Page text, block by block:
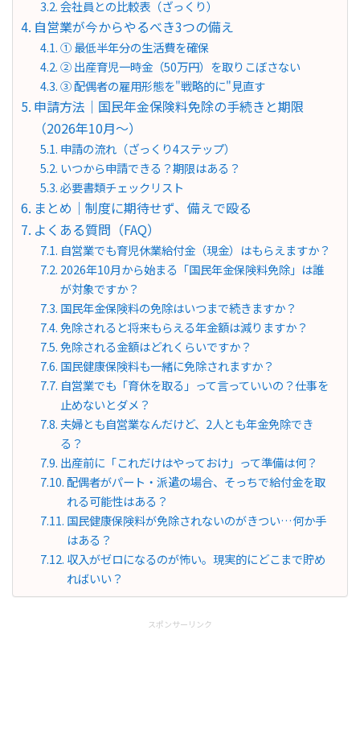
会社員との比較表（ざっくり）
自営業が今からやるべき3つの備え
① 最低半年分の生活費を確保
② 出産育児一時金（50万円）を取りこぼさない
③ 配偶者の雇用形態を"戦略的に"見直す
申請方法｜国民年金保険料免除の手続きと期限
（2026年10月〜）
申請の流れ（ざっくり4ステップ）
いつから申請できる？期限はある？
必要書類チェックリスト
まとめ｜制度に期待せず、備えで殴る
よくある質問（FAQ）
自営業でも育児休業給付金（現金）はもらえますか？
2026年10月から始まる「国民年金保険料免除」は誰
が対象ですか？
国民年金保険料の免除はいつまで続きますか？
免除されると将来もらえる年金額は減りますか？
免除される金額はどれくらいですか？
国民健康保険料も一緒に免除されますか？
自営業でも「育休を取る」って言っていいの？仕事を
止めないとダメ？
夫婦とも自営業なんだけど、2人とも年金免除でき
る？
出産前に「これだけはやっておけ」って準備は何？
配偶者がパート・派遣の場合、そっちで給付金を取
れる可能性はある？
国民健康保険料が免除されないのがきつい…何か手
はある？
収入がゼロになるのが怖い。現実的にどこまで貯め
ればいい？
スポンサーリンク